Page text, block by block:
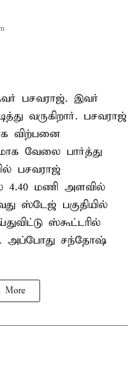
பசவராஜ். இவர்
வருகிறார். பசவராஜ்
விற்பனை
வேலை பார்த்து
பசவராஜ்
4.40 மணி அளவில்
ஸ்டேஜ் பகுதியில்
ஸ்கூட்டரில்
அப்போது சந்தோஷ்
More